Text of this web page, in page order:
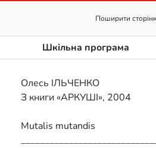
Поширити
Шкільна програма
Олесь ІЛЬЧЕНКО
З книги «АРКУШІ», 2004
Mutalis mutandis